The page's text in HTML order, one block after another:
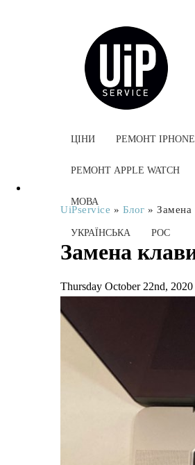
ЦІНИ РЕМОНТ IPHONE
РЕМОНТ APPLE WATCH
МОВА
УКРАЇНСЬКА РОС
UiPservice » Блог » Замена
Замена
Thursday October 22nd, 2020